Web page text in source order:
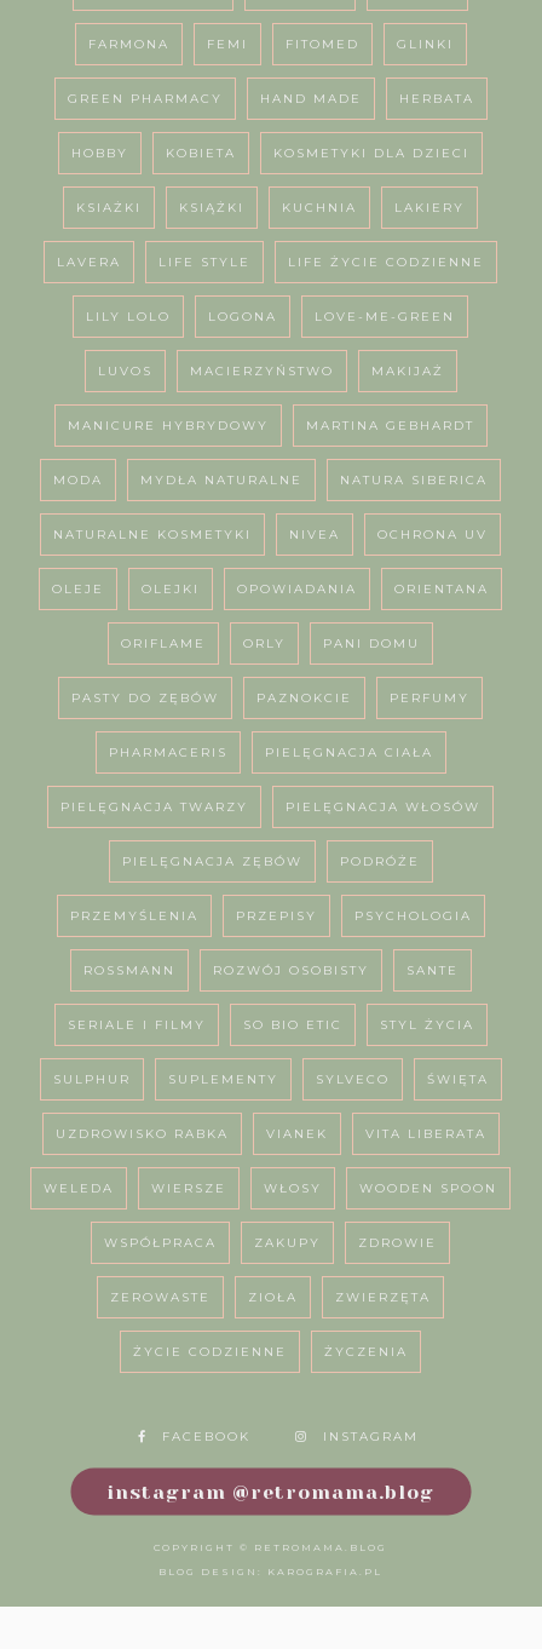
FARMONA FEMI FITOMED GLINKI
GREEN PHARMACY HAND MADE HERBATA
HOBBY KOBIETA KOSMETYKI DLA DZIECI
KSIAŻKI KSIĄŻKI KUCHNIA LAKIERY
LAVERA LIFE STYLE LIFE ŻYCIE CODZIENNE
LILY LOLO LOGONA LOVE-ME-GREEN
LUVOS MACIERZYŃSTWO MAKIJAŻ
MANICURE HYBRYDOWY MARTINA GEBHARDT
MODA MYDŁA NATURALNE NATURA SIBERICA
NATURALNE KOSMETYKI NIVEA OCHRONA UV
OLEJE OLEJKI OPOWIADANIA ORIENTANA
ORIFLAME ORLY PANI DOMU
PASTY DO ZĘBÓW PAZNOKCIE PERFUMY
PHARMACERIS PIELĘGNACJA CIAŁA
PIELĘGNACJA TWARZY PIELĘGNACJA WŁOSÓW
PIELĘGNACJA ZĘBÓW PODRÓŻE
PRZEMYŚLENIA PRZEPISY PSYCHOLOGIA
ROSSMANN ROZWÓJ OSOBISTY SANTE
SERIALE I FILMY SO BIO ETIC STYL ŻYCIA
SULPHUR SUPLEMENTY SYLVECO ŚWIĘTA
UZDROWISKO RABKA VIANEK VITA LIBERATA
WELEDA WIERSZE WŁOSY WOODEN SPOON
WSPÓŁPRACA ZAKUPY ZDROWIE
ZEROWASTE ZIOŁA ZWIERZĘTA
ŻYCIE CODZIENNE ŻYCZENIA
FACEBOOK INSTAGRAM
instagram @retromama.blog
COPYRIGHT © RETROMAMA.BLOG
BLOG DESIGN: KAROGRAFIA.PL